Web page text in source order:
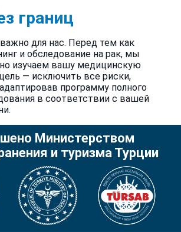
границ
для нас. Перед тем как
и обследование на рак, мы
изучаем вашу медицинскую
— исключить все риски,
программу полного
в соответствии с вашей
Министерством
и туризма Турции